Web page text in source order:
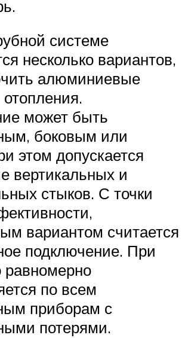
системе
несколько вариантов,
алюминиевые
может быть
боковым или
этом допускается
вертикальных и
стыков. С точки
вариантом считается
подключение. При
равномерно
по всем
приборам с
потерями.